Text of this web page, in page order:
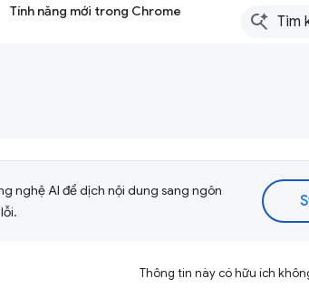
Tính năng mới trong Chrome
nghệ AI để dịch nội dung sang ngôn
Thông tin này có hữu ích